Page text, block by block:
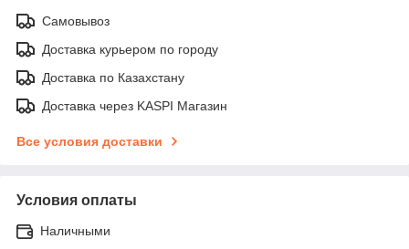
Самовывоз
Доставка курьером по городу
Доставка по Казахстану
Доставка через KASPI Магазин
Все условия доставки
Условия оплаты
Наличными